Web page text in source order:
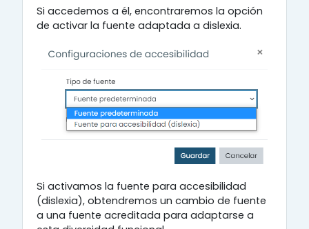
Si accedemos a él, encontraremos la opción
de activar la fuente adaptada a dislexia.
Si activamos la fuente para accesibilidad
(dislexia), obtendremos un cambio de fuente
a una fuente acreditada para adaptarse a